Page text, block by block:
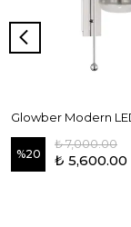
%20
₺ 7,000.00
₺ 5,600.00